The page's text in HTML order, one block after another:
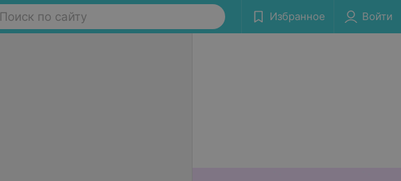
Поиск по сайту Избранное Войти